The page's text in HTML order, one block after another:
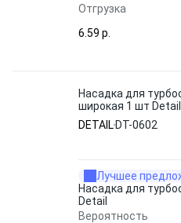
Отгрузка
6.59 p.
Насадка для
широкая 1 шт
DETAIL DT-0602
Лучшее
Насадка для
Detail
Вероятность